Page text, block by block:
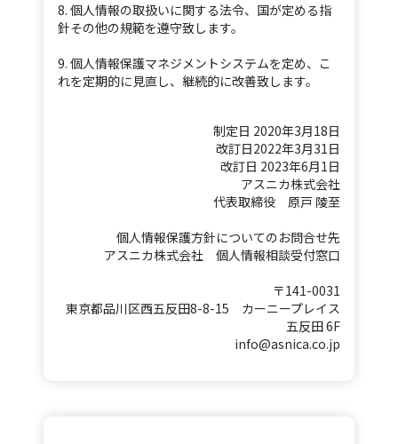
8. 個人情報の取扱いに関する法令、国が定める指
針その他の規範を遵守致します。
9. 個人情報保護マネジメントシステムを定め、こ
れを定期的に見直し、継続的に改善致します。
制定日 2020年3月18日
改訂日2022年3月31日
改訂日 2023年6月1日
アスニカ株式会社
代表取締役 原戸 陵至
個人情報保護方針についてのお問合せ先
アスニカ株式会社 個人情報相談受付窓口
〒141-0031
東京都品川区西五反田8-8-15 カーニープレイス
五反田 6F
info@asnica.co.jp